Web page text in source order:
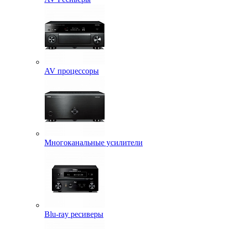
AV процессоры
Многоканальные усилители
Blu-ray ресиверы